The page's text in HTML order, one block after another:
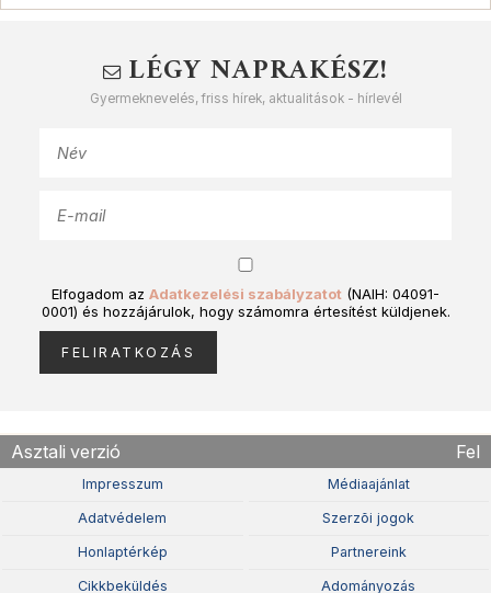
LÉGY NAPRAKÉSZ!
Gyermeknevelés, friss hírek, aktualitások - hírlevél
Elfogadom az Adatkezelési szabályzatot (NAIH: 04091-
0001) és hozzájárulok, hogy számomra értesítést küldjenek.
Asztali verzió Fel
Impresszum Médiaajánlat
Adatvédelem Szerzõi jogok
Honlaptérkép Partnereink
Cikkbeküldés Adományozás